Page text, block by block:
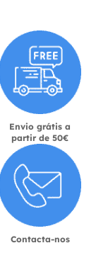
Envio grátis a
partir de 50€
Contacta-nos